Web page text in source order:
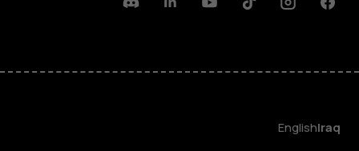
Facebook
Instagram
Tiktok
Youtube
Linkedin
Discord
Iraq
English